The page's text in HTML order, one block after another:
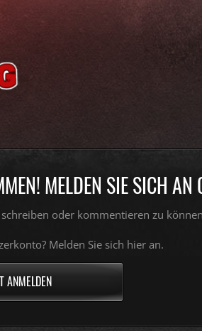
MELDEN SIE SICH AN
oder kommentieren zu
Melden Sie sich hier an.
ANMELDEN